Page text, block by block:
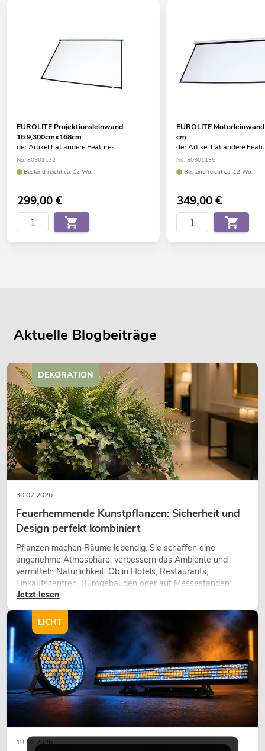
EUROLITE Projektionsleinwand
16:9,300cmx168cm
der Artikel hat andere Features
No. 80901132
Bestand reicht ca. 12 Wo.
299,00€
EUROLITE
cm
der Artikel hat andere
No. 80901135
Bestand reicht ca. 12 Wo.
349,00€
Aktuelle Blogbeiträge
30.07.2026
Feuerhemmende Kunstpflanzen: Sicherheit und
Design perfekt kombiniert
Pflanzen machen Räume lebendig. Sie schaffen eine
angenehme Atmosphäre, verbessern das Ambiente und
vermitteln Natürlichkeit. Ob in Hotels, Restaurants,
Einkaufszentren, Bürogebäuden oder auf Messeständen:
eine hochwertige Begrünung gehört heute längst zum
Jetzt lesen
DEKORATION
18.06.2026
LICHT